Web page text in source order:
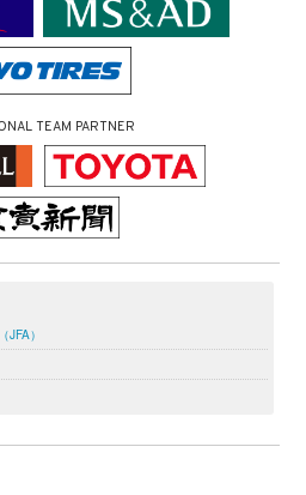
TEAM PARTNER
）